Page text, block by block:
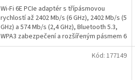
Wi-Fi 6E PCIe adaptér s třípásmovou
rychlostí až 2402 Mb/s (6 GHz), 2402 Mb/s (5
GHz) a 574 Mb/s (2,4 GHz), Bluetooth 5.3,
WPA3 zabezpečení a rozšířeným pásmem 6
GHz, všesměrová...
Kód: 177149